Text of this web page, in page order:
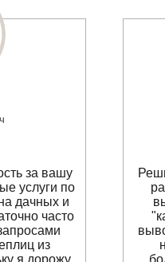
за вашу
услуги по
дачных и
часто
из
я дорожу